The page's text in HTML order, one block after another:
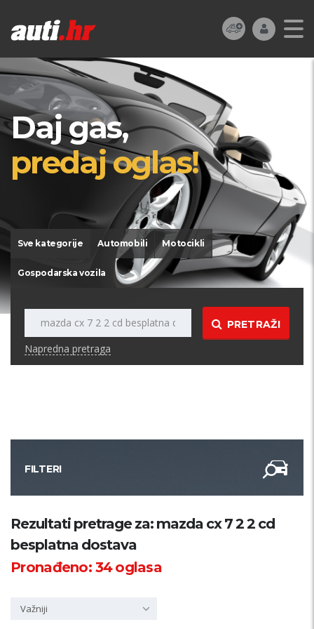
Daj gas,
predaj oglas!
Sve kategorije Automobili Motocikli
Gospodarska vozila
PRETRAŽI
Napredna pretraga
FILTERI
Kategorija
Županija
Rezultati pretrage za: mazda cx 7 2 2 cd
besplatna dostava
Pronađeno:34oglasa
Važniji